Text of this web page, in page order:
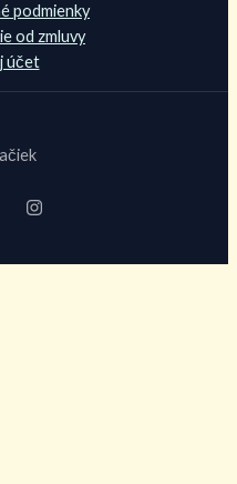
podmienky
od zmluvy
účet